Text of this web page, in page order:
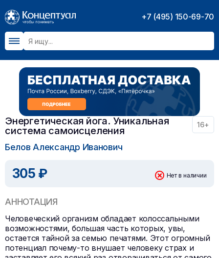
+7 (495) 150-69-70
Энергетическая йога. Уникальная
система самоисцеления
16+
Белов Александр Иванович
305 ₽ Нет в наличии
АННОТАЦИЯ
Человеческий организм обладает колоссальными
возможностями, большая часть которых, увы,
остается тайной за семью печатями. Этот огромный
потенциал почему-то внушает человеку страх и